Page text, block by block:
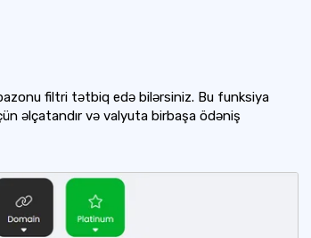
filtri tətbiq edə bilərsiniz. Bu funksiya
əlçatandır və valyuta birbaşa ödəniş